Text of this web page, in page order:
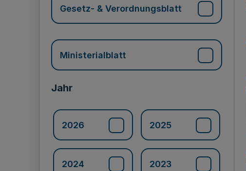
Gesetz- & Verordnungsblatt
Ministerialblatt
Jahr
2026 2025
2024 2023